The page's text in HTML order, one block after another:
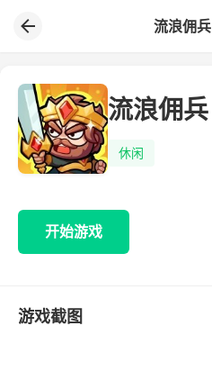
流浪佣兵
流浪佣兵
休闲
开始游戏
游戏截图